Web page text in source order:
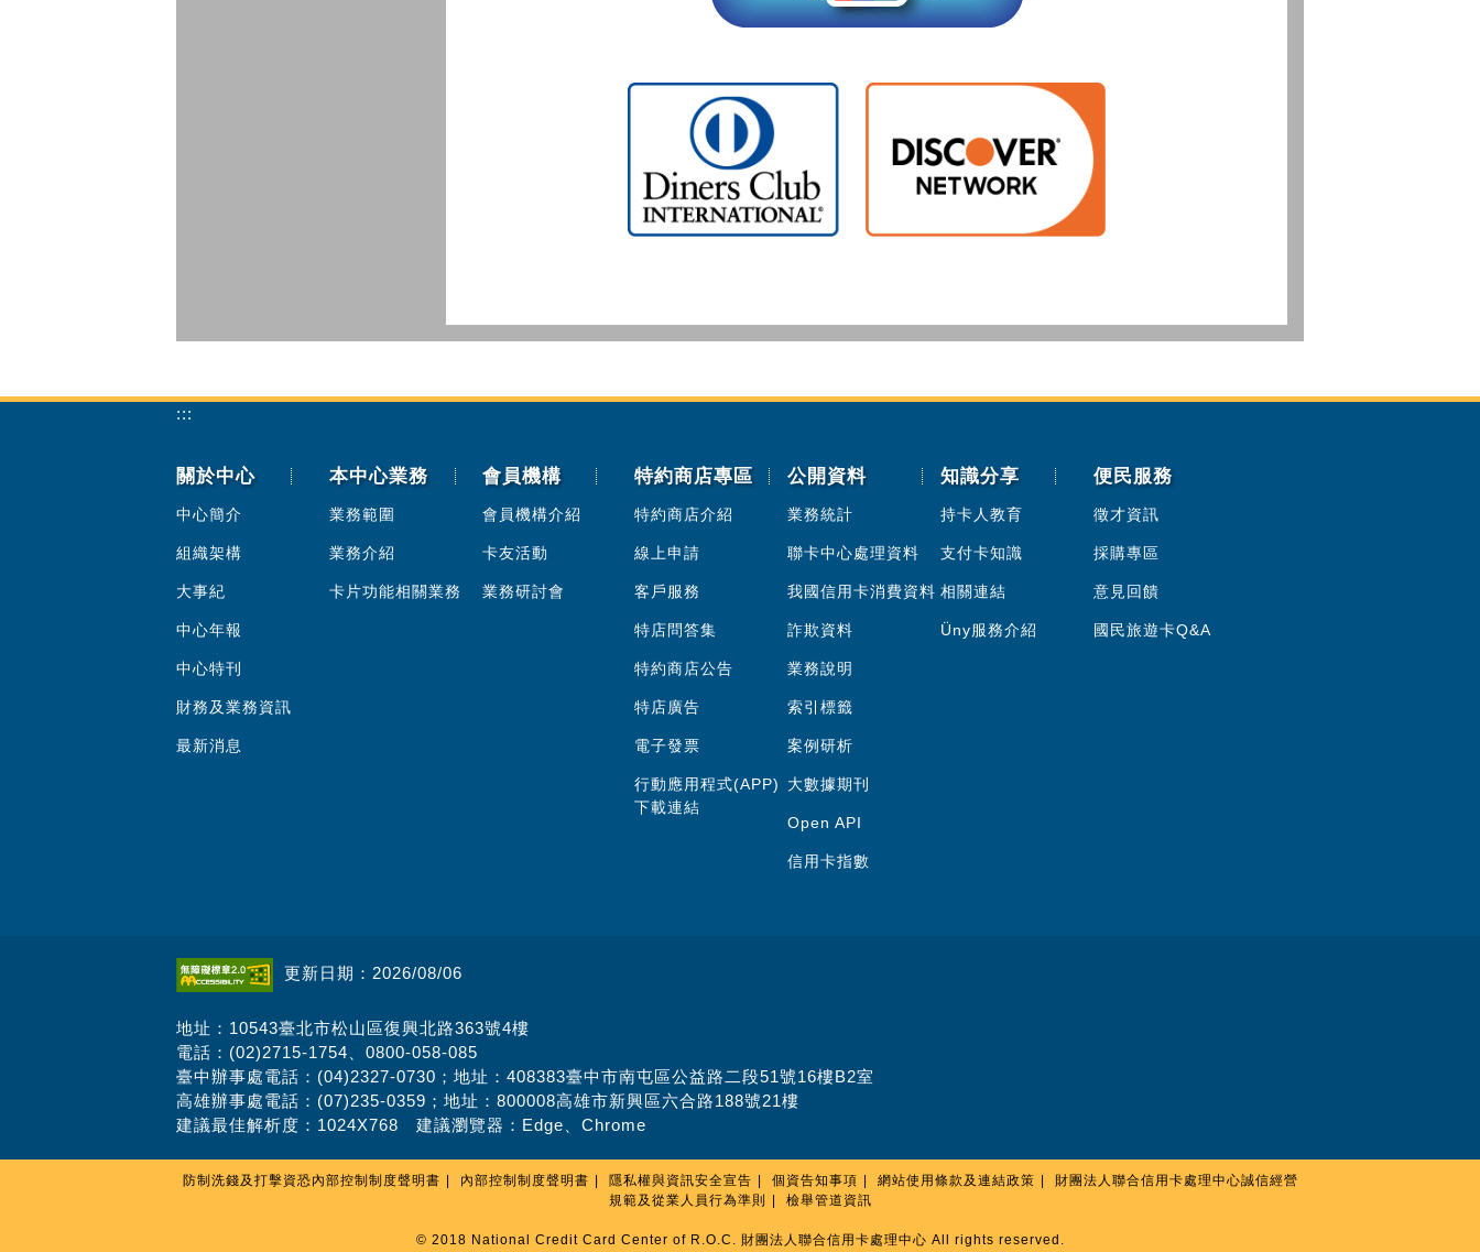
:::
關於中心
中心簡介
組織架構
大事紀
中心年報
中心特刊
財務及業務資訊
最新消息
本中心業務
業務範圍
業務介紹
卡片功能相關業務
會員機構
會員機構介紹
卡友活動
業務研討會
特約商店專區
特約商店介紹
線上申請
客戶服務
特店問答集
特約商店公告
特店廣告
電子發票
行動應用程式(APP)
下載連結
公開資料
業務統計
聯卡中心處理資料
我國信用卡消費資料
詐欺資料
業務說明
索引標籤
案例研析
大數據期刊
Open API
信用卡指數
知識分享
持卡人教育
支付卡知識
相關連結
Üny服務介紹
便民服務
徵才資訊
採購專區
意見回饋
國民旅遊卡Q&A
更新日期：2026/08/06
地址：10543臺北市松山區復興北路363號4樓
電話：(02)2715-1754、0800-058-085
臺中辦事處電話：(04)2327-0730；地址：408383臺中市南屯區公益路二段51號16樓B2室
高雄辦事處電話：(07)235-0359；地址：800008高雄市新興區六合路188號21樓
建議最佳解析度：1024X768 建議瀏覽器：Edge、Chrome
防制洗錢及打擊資恐內部控制制度聲明書 內部控制制度聲明書 隱私權與資訊安全宣告 個資告知事項 網站使用條款及連結政策
財團法人聯合信用卡處理中心誠信經營
規範及從業人員行為準則
檢舉管道資訊
© 2018 National Credit Card Center of R.O.C. 財團法人聯合信用卡處理中心 All rights reserved.